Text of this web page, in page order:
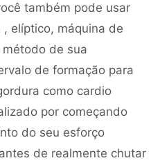
também pode usar
elíptico, máquina de
de sua
de formação para
como cardio
por começando
do seu esforço
de realmente chutar